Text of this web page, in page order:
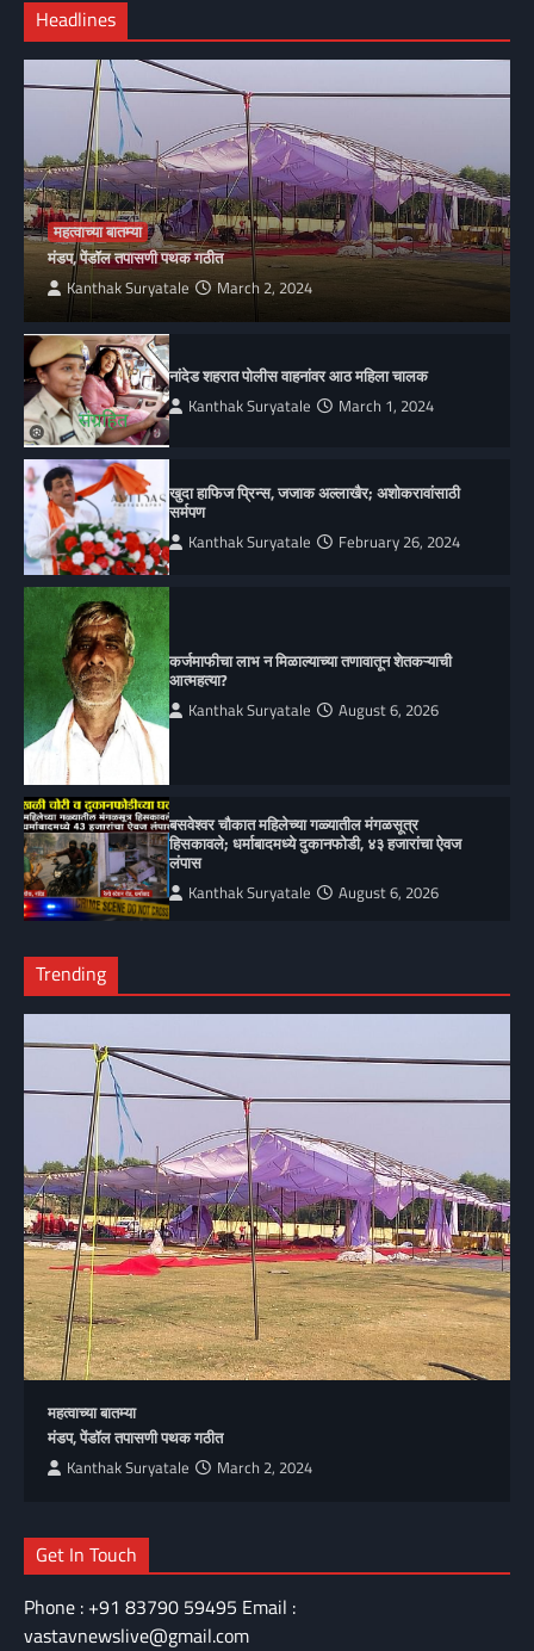
Headlines
महत्वाच्या बातम्या
मंडप, पेंडॉल तपासणी पथक गठीत
Kanthak Suryatale March 2, 2024
नांदेड शहरात पोलीस वाहनांवर आठ महिला चालक
Kanthak Suryatale March 1, 2024
खुदा हाफिज प्रिन्स, जजाक अल्लाखैर; अशोकरावांसाठी
सर्मपण
Kanthak Suryatale February 26, 2024
कर्जमाफीचा लाभ न मिळाल्याच्या तणावातून शेतकऱ्याची
आत्महत्या?
Kanthak Suryatale August 6, 2026
बसवेश्वर चौकात महिलेच्या गळ्यातील मंगळसूत्र
हिसकावले; धर्माबादमध्ये दुकानफोडी, ४३ हजारांचा ऐवज
लंपास
Kanthak Suryatale August 6, 2026
Trending
महत्वाच्या बातम्या
मंडप, पेंडॉल तपासणी पथक गठीत
Kanthak Suryatale March 2, 2024
Get In Touch
Phone : +91 83790 59495 Email :
vastavnewslive@gmail.com